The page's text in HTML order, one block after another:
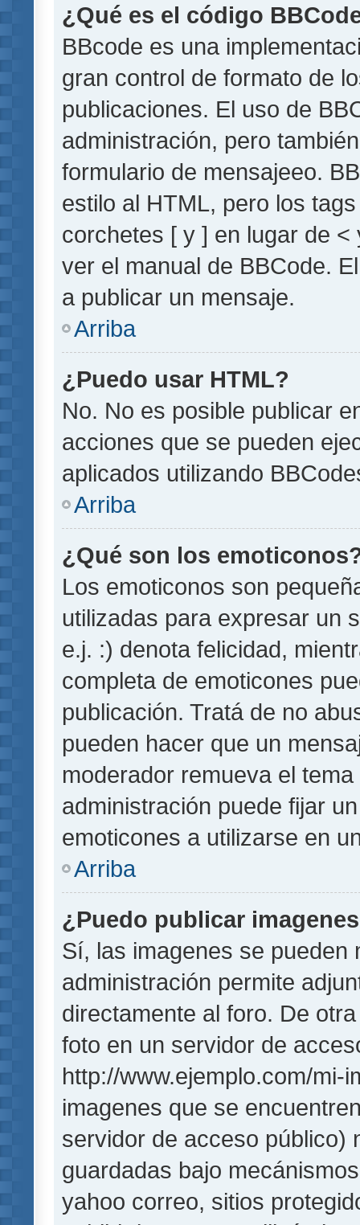
¿Qué es el código
BBcode es una
gran control de formato de
publicaciones. El uso de
administración, pero
formulario de mensajeeo.
estilo al HTML, pero los
corchetes [ y ] en lugar de
ver el manual de BBCode.
a publicar un mensaje.
Arriba
¿Puedo usar HTML?
No. No es posible publicar
acciones que se pueden
aplicados utilizando
Arriba
¿Qué son los
Los emoticonos son
utilizadas para expresar un
e.j. :) denota felicidad,
completa de emoticones
publicación. Tratá de no
pueden hacer que un
moderador remueva el
administración puede fijar
emoticones a utilizarse en
Arriba
¿Puedo publicar
Sí, las imagenes se pueden
administración permite
directamente al foro. De
foto en un servidor de
http://www.ejemplo.com/mi-
imagenes que se
servidor de acceso público)
guardadas bajo
yahoo correo, sitios